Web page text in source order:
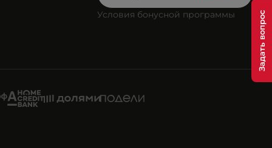
Условия бонусной программы